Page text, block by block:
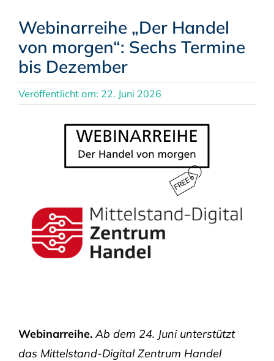
Webinarreihe „Der Handel
von morgen“: Sechs Termine
bis Dezember
Veröffentlicht am: 22. Juni 2026
Webinarreihe. Ab dem 24. Juni unterstützt
das Mittelstand-Digital Zentrum Handel